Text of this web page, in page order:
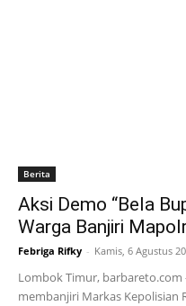
Berita
Aksi Demo “Bela
Warga Banjiri
Febriga Rifky - Kamis, 6 Agustus
Lombok Timur,
membanjiri Markas Kepolisian